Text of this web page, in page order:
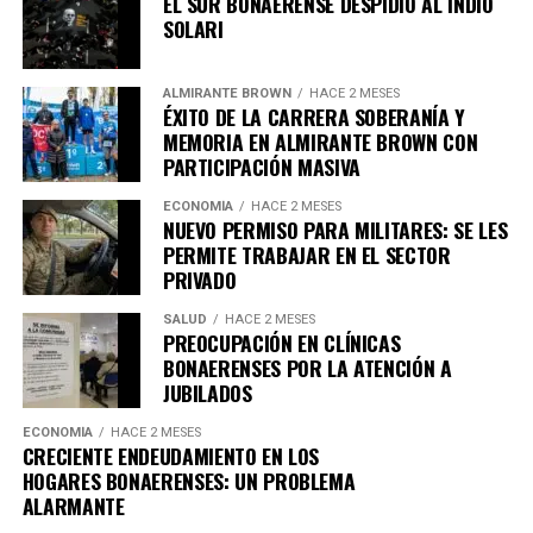
mencionó.
Asimismo, destacó que la actividad es parte de un
esfuerzo gubernamental para respaldar al sector
gastronómico local, afirmando que se trata de «
política del Gobierno de la Comunidad para apoyar
a los comercios, bares y cervecerías de Lomas de
Zamora. Consulta las redes del municipio para
enterarte de todos los locales que se sumarán
SOLARI
ALMIRANTE BROWN HACE 2 MESES
ÉXITO DE LA CARRERA SOBERANÍA Y
MEMORIA EN ALMIRANTE BROWN CON
PARTICIPACIÓN MASIVA
ECONOMÍA HACE 2 MESES
NUEVO PERMISO PARA MILITARES: SE LES
PERMITE TRABAJAR EN EL SECTOR
PRIVADO
SALUD HACE 2 MESES
PREOCUPACIÓN EN CLÍNICAS
BONAERENSES POR LA ATENCIÓN A
JUBILADOS
ECONOMÍA HACE 2 MESES
CRECIENTE ENDEUDAMIENTO EN LOS
HOGARES BONAERENSES: UN PROBLEMA
ALARMANTE